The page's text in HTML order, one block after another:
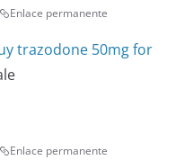
Enlace permanente
trazodone 50mg for
Enlace permanente